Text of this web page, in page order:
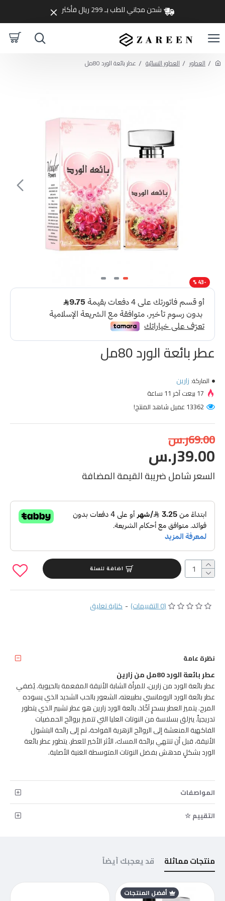
شحن مجاني للطب بـ 299 ريال فأكثر
العطور العطور النسائية عطر بائعة الورد 80مل
-43 %
عطر بائعة الورد 80مل
السعر شامل ضريبة القيمة المضافة
(0 التقييمات) - كتابة تعليق
39.00ر.س
69.00ر.س
الماركة: زارين
17 بيعت آخر 11 ساعة
13362 عميل شاهد المنتج!
اضافة للسلة
نظرة عامة
عطر بائعة الورد 80مل من زارين
عطر بائعة الورد من زارين، للمرأة الشابة الأنيقة المفعمة بالحيوية. يُضفي
عطر بائعة الورد الرومانسي بطبيعته، الشعور بالحب الشديد الذي يسوده
المرح. يتميز العطر بسحرٍ آخّاذ. بائعة الورد زارين هو عطر تشيبر الذي يتطور
تدريجياً. ينزلق بسلاسة من النوتات العليا التي تتميز بروائح الحمضيات
الفاكهية المنعشة إلى الروائح الزهرية الفواحة، ثم إلى رائحة البتشول
الأنيقة، قبل أن تنتهي برائحة المسك، الأثر الأخير للعطر. يتطور عطر بائعة
الورد بشكلٍ مدهش بفضل النوتات المتوسطة الغنية الأصلية.
المواصفات
التقييم ☆
منتجات مماثلة قد يعجبك أيضاً
أفضل المنتجات